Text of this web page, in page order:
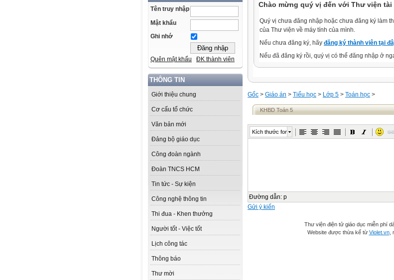
Tên truy nhập
Mật khẩu
Ghi nhớ
Quên mật khẩu ĐK thành viên
THÔNG TIN
Giới thiệu chung
Cơ cấu tổ chức
Văn bản mới
Đảng bộ giáo dục
Công đoàn ngành
Đoàn TNCS HCM
Tin tức - Sự kiện
Công nghệ thông tin
Thi đua - Khen thưởng
Người tốt - Việc tốt
Lịch công tác
Thông báo
Thư mời
Chào mừng quý vị đến với Thư viện
Quý vị chưa đăng nhập hoặc chưa đăng ký làm
của Thư viện về máy tính của mình.
Nếu chưa đăng ký, hãy đăng ký thành viên tại
Nếu đã đăng ký rồi, quý vị có thể đăng nhập ở
Gốc > Giáo án > Tiểu học > Lớp 5 > Toán học >
KHBD Toán 5
Kích thước font
Đường dẫn: p
Gửi ý kiến
Thư viện điện tử giáo dục miễn phí
Website được thừa kế từ Violet.vn,